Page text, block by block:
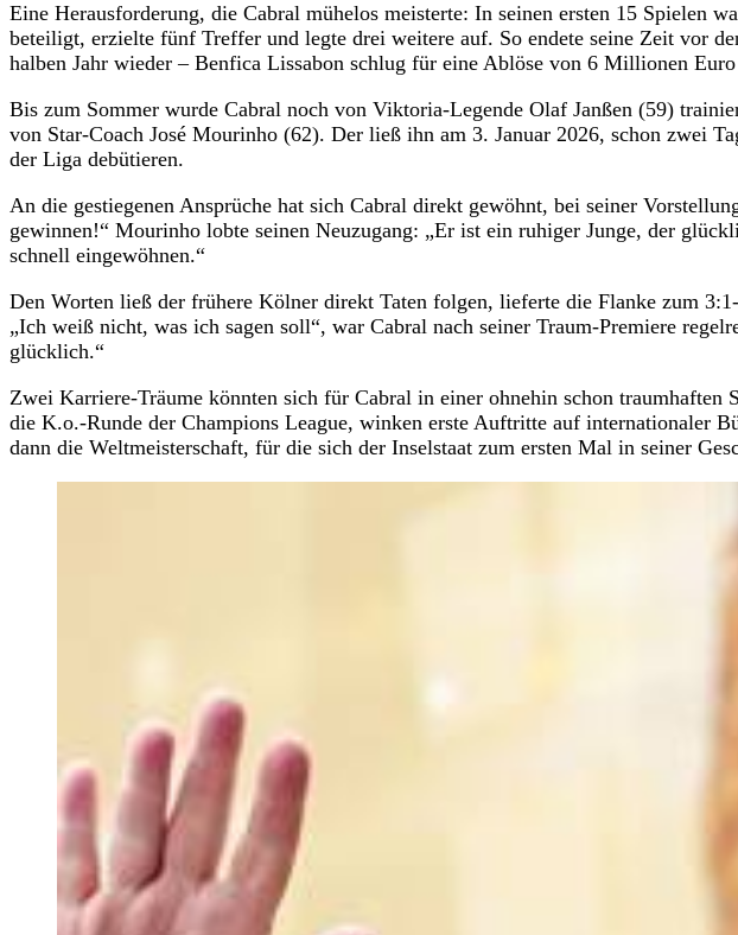
Eine Herausforderung, die Cabral mühelos meisterte: In seinen ersten 15 Spielen
beteiligt, erzielte fünf Treffer und legte drei weitere auf. So endete seine Zeit vor
halben Jahr wieder – Benfica Lissabon schlug für eine Ablöse von 6 Millionen
Bis zum Sommer wurde Cabral noch von Viktoria-Legende Olaf Janßen (59)
von Star-Coach José Mourinho (62). Der ließ ihn am 3. Januar 2026, schon zwei
der Liga debütieren.
An die gestiegenen Ansprüche hat sich Cabral direkt gewöhnt, bei seiner
gewinnen!“ Mourinho lobte seinen Neuzugang: „Er ist ein ruhiger Junge, der
schnell eingewöhnen.“
Den Worten ließ der frühere Kölner direkt Taten folgen, lieferte die Flanke zum
„Ich weiß nicht, was ich sagen soll“, war Cabral nach seiner Traum-Premiere
glücklich.“
Zwei Karriere-Träume könnten sich für Cabral in einer ohnehin schon traumhaften
die K.o.-Runde der Champions League, winken erste Auftritte auf internationaler
dann die Weltmeisterschaft, für die sich der Inselstaat zum ersten Mal in seiner